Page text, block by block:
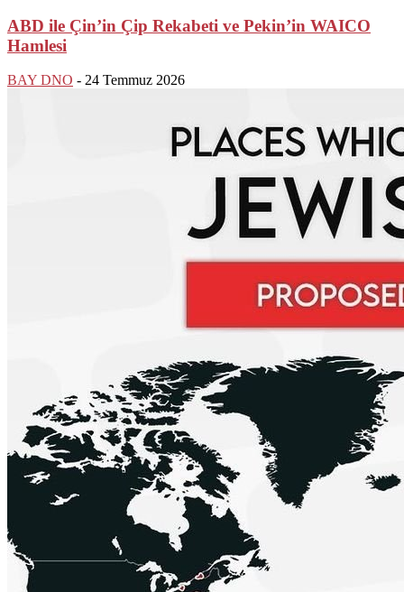
ABD ile Çin’in Çip Rekabeti ve Pekin’in WAICO
Hamlesi
BAY DNO - 24 Temmuz 2026